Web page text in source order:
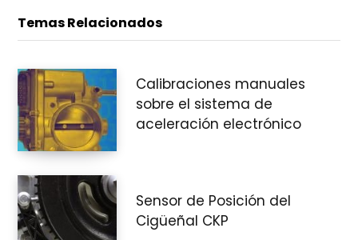
Temas Relacionados
Calibraciones manuales
sobre el sistema de
aceleración electrónico
Sensor de Posición del
Cigüeñal CKP